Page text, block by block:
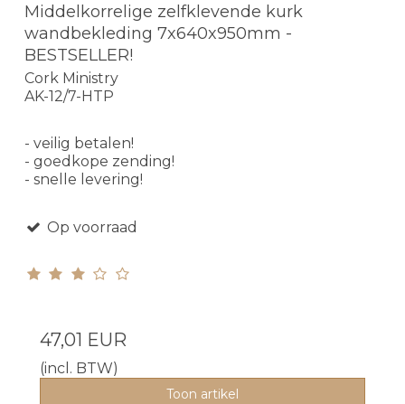
Middelkorrelige zelfklevende kurk
wandbekleding 7x640x950mm -
BESTSELLER!
Cork Ministry
AK-12/7-HTP
- veilig betalen!
- goedkope zending!
- snelle levering!
Op voorraad
47,01 EUR
(incl. BTW)
Toon artikel